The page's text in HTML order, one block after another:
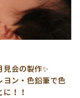
会の製作✨
ヨン・色鉛筆で色
！！